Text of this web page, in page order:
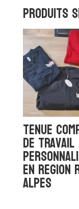
Produits
tenue
de travail
en region
Alpes